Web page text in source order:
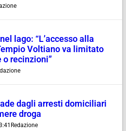
lago: “L’accesso alla
Voltiano va limitato
o recinzioni”
dagli arresti domiciliari
droga
Redazione